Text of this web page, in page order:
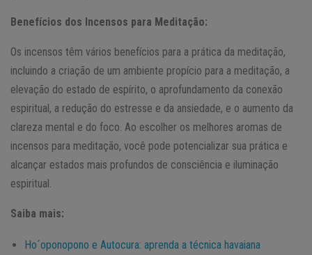
Benefícios dos Incensos para Meditação:
Os incensos têm vários benefícios para a prática da meditação,
incluindo a criação de um ambiente propício para a meditação, a
elevação do estado de espírito, o aprofundamento da conexão
espiritual, a redução do estresse e da ansiedade, e o aumento da
clareza mental e do foco. Ao escolher os melhores aromas de
incensos para meditação, você pode potencializar sua prática e
alcançar estados mais profundos de consciência e iluminação
espiritual.
Saiba mais:
Ho´oponopono e Autocura: aprenda a técnica havaiana